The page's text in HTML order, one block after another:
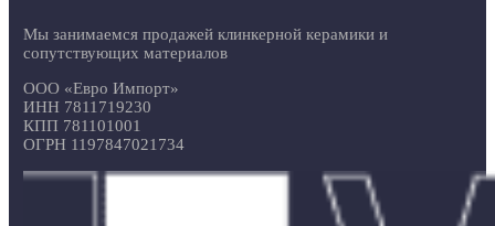
Мы занимаемся продажей клинкерной керамики и
сопутствующих материалов
ООО «Евро Импорт»
ИНН 7811719230
КПП 781101001
ОГРН 1197847021734